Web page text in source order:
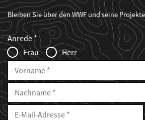
Bleiben Sie über den WWF und seine
Web2Case
Infofelder
Fieldset
anrede_name
Anrede
Frau
Herr
Vorname
Nachname
E-
Mailadresse
E-